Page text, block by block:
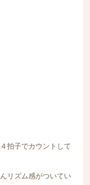
拍子でカウントして
リズム感がついてい